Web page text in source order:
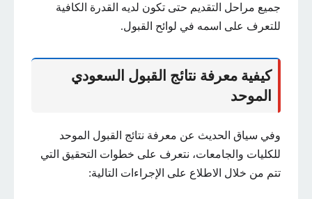
جميع مراحل التقديم حتى تكون لديه القدرة الكافية
للتعرف على اسمه في لوائح القبول.
كيفية معرفة نتائج القبول السعودي
الموحد
وفي سياق الحديث عن معرفة نتائج القبول الموحد
للكليات والجامعات، نتعرف على خطوات التحقيق التي
تتم من خلال الاطلاع على الإجراءات التالية: